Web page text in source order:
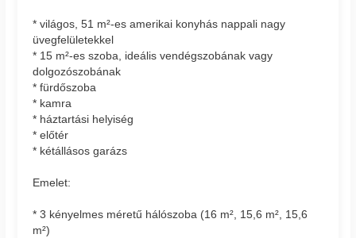
* világos, 51 m²-es amerikai konyhás nappali nagy
üvegfelületekkel
* 15 m²-es szoba, ideális vendégszobának vagy
dolgozószobának
* fürdőszoba
* kamra
* háztartási helyiség
* előtér
* kétállásos garázs
Emelet:
* 3 kényelmes méretű hálószoba (16 m², 15,6 m², 15,6
m²)